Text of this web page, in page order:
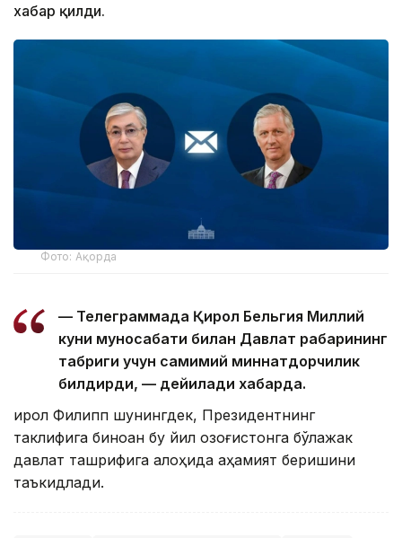
хабар қилди.
Фото: Ақорда
— Телеграммада Қирол Бельгия Миллий
куни муносабати билан Давлат раҳбарининг
табриги учун самимий миннатдорчилик
билдирди, — дейилади хабарда.
Қирол Филипп шунингдек, Президентнинг
таклифига биноан бу йил Қозоғистонга бўлажак
давлат ташрифига алоҳида аҳамият беришини
таъкидлади.